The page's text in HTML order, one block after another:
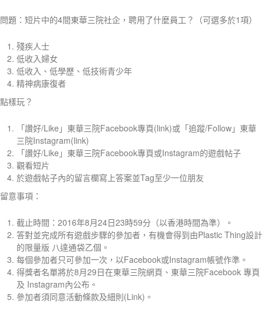
問題：短片中的4間東華三院社企，聘用了什麼員工？（可選多於1項）
殘疾人士
低收入婦女
低收入、低學歷、低技術青少年
精神病康復者
點樣玩？
「讚好/Like」東華三院Facebook專頁(link)或「追蹤/Follow」東華
三院Instagram(link)
「讚好/Like」東華三院Facebook專頁或Instagram的遊戲帖子
觀看短片
於遊戲帖子內的留言欄寫上答案並Tag至少一位朋友
留意事項：
截止時間：2016年8月24日23時59分（以香港時間為準）。
答對並完成所有遊戲步驟的參加者，有機會得到由Plastic Thing設計
的限量版 八達通袋乙個。
每個參加者只可參加一次，以Facebook或Instagram帳號作準。
得獎者名單將於8月29日在東華三院網頁、東華三院Facebook 專頁
及 Instagram內公布。
參加者須同意活動條款及細則(Link)。